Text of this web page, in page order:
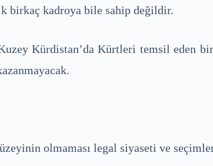
birkaç kadroya bile sahip değildir.
Kuzey Kürdistan’da Kürtleri temsil
olmaması legal siyaseti ve